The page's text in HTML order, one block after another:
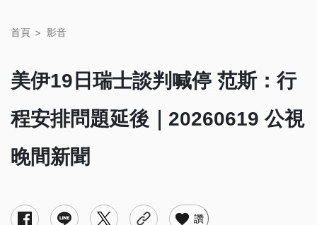
首頁 影音
美伊19日瑞士談判喊停 范斯：行
程安排問題延後｜20260619 公視
晚間新聞
讚